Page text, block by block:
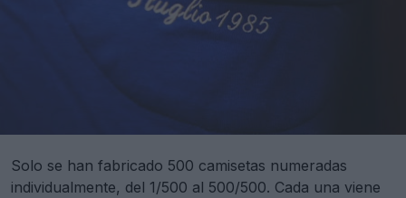
Solo se han fabricado 500 camisetas numeradas
individualmente, del 1/500 al 500/500. Cada una viene